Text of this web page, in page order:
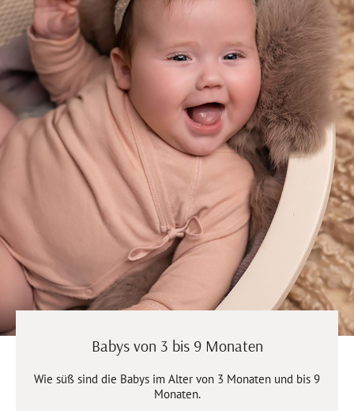
Babys von 3 bis 9 Monaten
Wie süß sind die Babys im Alter von 3 Monaten und bis 9
Monaten.